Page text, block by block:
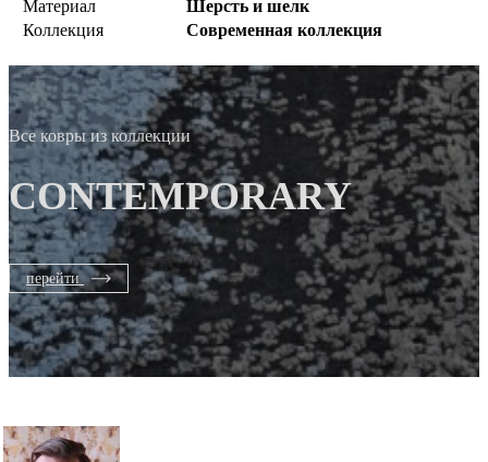
Материал
Шерсть и шелк
Коллекция
Современная коллекция
Все ковры из коллекции
CONTEMPORARY
перейти